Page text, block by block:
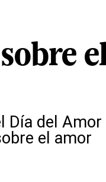
Día del Amor
el amor